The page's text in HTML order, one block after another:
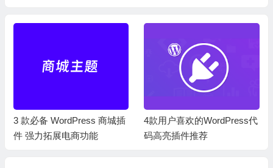
3 款必备 WordPress 商城插
件 强力拓展电商功能
4款用户喜欢的WordPress代
码高亮插件推荐